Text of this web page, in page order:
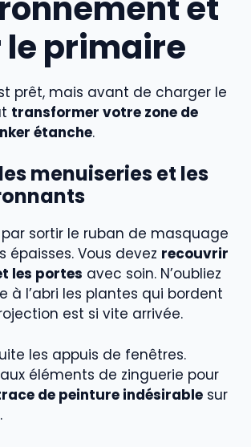
le primaire
prêt, mais avant de charger le
transformer votre zone de
étanche.
menuiseries et les
sortir le ruban de masquage
épaisses. Vous devez recouvrir
les portes avec soin. N’oubliez
à l’abri les plantes qui bordent
est si vite arrivée.
les appuis de fenêtres.
éléments de zinguerie pour
de peinture indésirable sur